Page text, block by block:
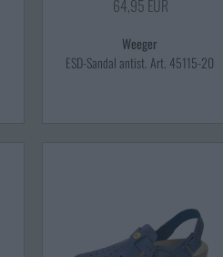
64,95 EUR
Weeger
ESD-Sandal antist. Art. 45115-20